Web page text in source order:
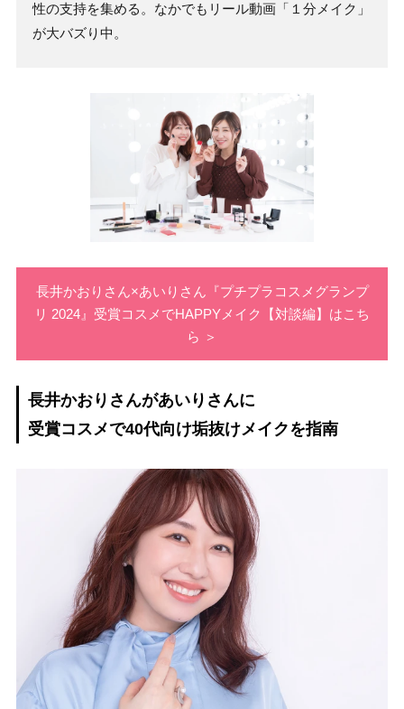
性の支持を集める。なかでもリール動画「１分メイク」
が大バズり中。
長井かおりさん×あいりさん『プチプラコスメグランプ
リ 2024』受賞コスメでHAPPYメイク【対談編】はこち
ら ＞
長井かおりさんがあいりさんに
受賞コスメで40代向け垢抜けメイクを指南